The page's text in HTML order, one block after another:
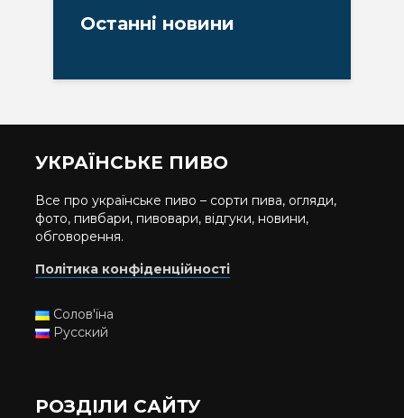
Останні новини
УКРАЇНСЬКЕ ПИВО
Все про українське пиво – сорти пива, огляди,
фото, пивбари, пивовари, відгуки, новини,
обговорення.
Політика конфіденційності
Солов'їна
Русский
РОЗДІЛИ САЙТУ